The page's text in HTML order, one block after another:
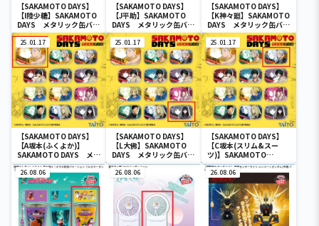
【SAKAMOTO DAYS】
【I陸少糖】SAKAMOTO
DAYS メタリック缶バッ
ジ
【SAKAMOTO DAYS】
【J平助】SAKAMOTO
DAYS メタリック缶バッ
ジ
【SAKAMOTO DAYS】
【K神々廻】SAKAMOTO
DAYS メタリック缶バッ
ジ
25.01.17
【SAKAMOTO DAYS】
【A坂本(ふくよか)】
SAKAMOTO DAYS メタ
リック缶バッジ
25.01.17
【SAKAMOTO DAYS】
【L大佛】SAKAMOTO
DAYS メタリック缶バッ
ジ
25.01.17
【SAKAMOTO DAYS】
【C坂本(スリム&スー
ツ)】SAKAMOTO
DAYS メタリック缶バッ
ジ
26.08.06 26.08.06 26.08.06